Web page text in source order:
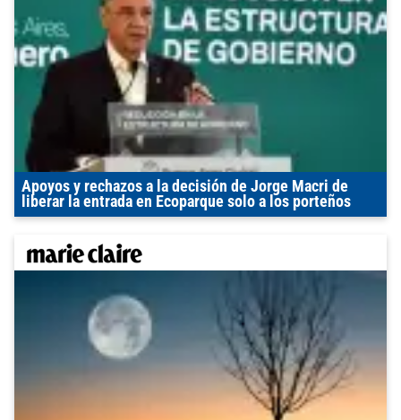
Apoyos y rechazos a la decisión de Jorge Macri de
liberar la entrada en Ecoparque solo a los porteños